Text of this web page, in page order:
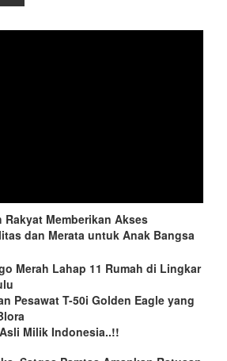
Memberikan Akses
dan Merata untuk Anak Bangsa
Merah Lahap 11 Rumah di Lingkar
Pesawat T-50i Golden Eagle yang
Milik Indonesia..!!